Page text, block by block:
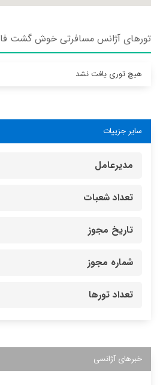
تورهای آژانس مسافرتی خوش گشت
هیچ توری یافت نشد
سایر جزییات
مدیرعامل
تعداد شعبات
تاریخ مجوز
شماره مجوز
تعداد تورها
خبرهای آژانسی